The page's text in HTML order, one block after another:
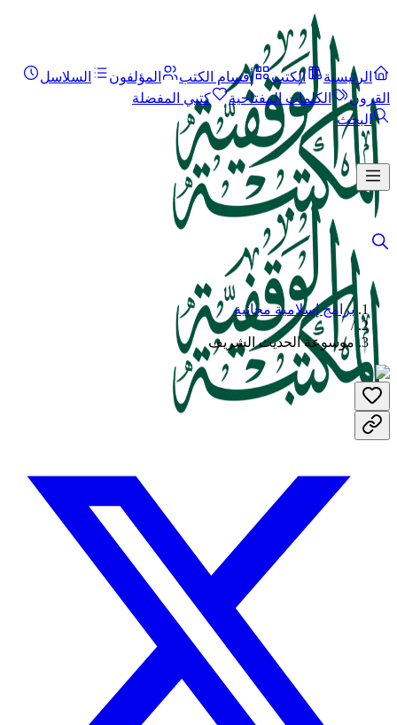
الرئيسية الكتب أقسام الكتب المؤلفون
السلاسل
القرون
الكلمات المفتاحية
كتبي المفضلة
البحث
برامج إسلامية مجانية
/
موسوعة الحديث الشريف